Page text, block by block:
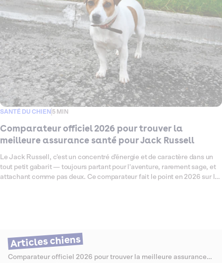
race. L'objectif ? Vous aider à trouver la couverture qui lui ressemble —
solide, pensée pour lui, et sans mauvaise surprise le jour où vous en
avez le plus besoin.
SANTÉ DU CHIEN 5 MIN
Comparateur officiel 2026 pour trouver la
meilleure assurance santé pour Jack Russell
Le Jack Russell, c'est un concentré d'énergie et de caractère dans un
tout petit gabarit — toujours partant pour l'aventure, rarement sage, et
attachant comme pas deux. Ce comparateur fait le point en 2026 sur les
Articles chiens
Comparateur officiel 2026 pour trouver la meilleure assurance